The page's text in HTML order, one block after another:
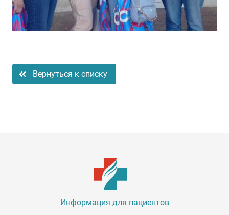
Вернуться к списку
Информация для пациентов